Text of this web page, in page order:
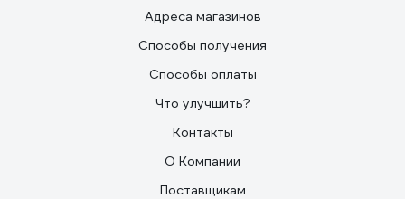
Адреса магазинов
Способы получения
Способы оплаты
Что улучшить?
Контакты
О Компании
Поставщикам